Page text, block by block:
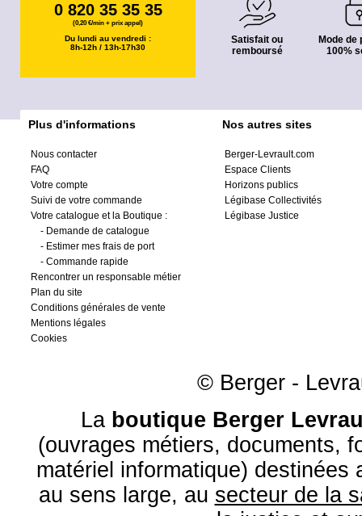
0 820 35 35 35
(0,20 €/min + prix appel)
Du lundi au vendredi :
8h-12h / 13h-17h30
Satisfait ou
remboursé
Mode de
100%
Plus d'informations
Nous contacter
FAQ
Votre compte
Suivi de votre commande
Votre catalogue et la Boutique :
- Demande de catalogue
- Estimer mes frais de port
- Commande rapide
Rencontrer un responsable métier
Plan du site
Conditions générales de vente
Mentions légales
Cookies
Nos autres sites
Berger-Levrault.com
Espace Clients
Horizons publics
Légibase Collectivités
Légibase Justice
© Berger -
La boutique Berger
(ouvrages métiers, documents,
matériel informatique) destinées
au sens large, au secteur de la